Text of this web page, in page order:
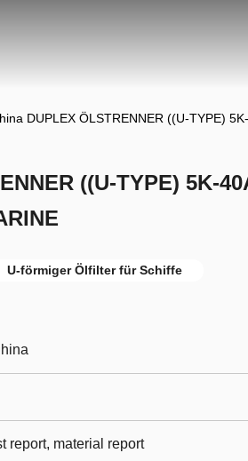
DUPLEX ÖLSTRENNER ((U-TYPE)
((U-TYPE) 5K-
U-förmiger Ölfilter für Schiffe
report, material report